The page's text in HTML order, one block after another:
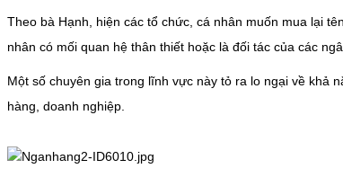
Theo bà Hạnh, hiện các tổ chức, cá nhân muốn mua lại
nhân có mối quan hệ thân thiết hoặc là đối tác của các
Một số chuyên gia trong lĩnh vực này tỏ ra lo ngại về khả
hàng, doanh nghiệp.